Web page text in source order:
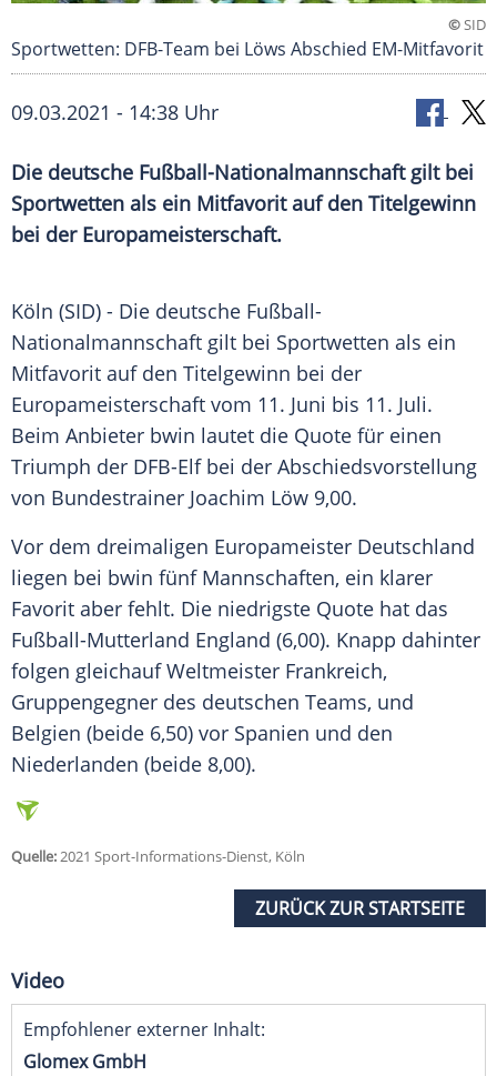
©SID
Sportwetten: DFB-Team bei Löws Abschied EM-Mitfavorit
09.03.2021 - 14:38 Uhr
Die deutsche Fußball-Nationalmannschaftgilt bei
Sportwetten als ein Mitfavorit auf den Titelgewinn
bei der Europameisterschaft.
Köln (SID) - Die deutsche Fußball-
Nationalmannschaft gilt bei Sportwetten als ein
Mitfavorit auf den Titelgewinn bei der
Europameisterschaft vom 11. Juni bis 11. Juli.
Beim Anbieter bwin lautet die Quote für einen
Triumph der DFB-Elfbei der Abschiedsvorstellung
von Bundestrainer Joachim Löw 9,00.
Vor dem dreimaligen Europameister Deutschland
liegen bei bwin fünf Mannschaften, ein klarer
Favorit aber fehlt. Die niedrigste Quote hat das
Fußball-Mutterland England (6,00). Knapp dahinter
folgen gleichauf Weltmeister Frankreich,
Gruppengegner des deutschen Teams, und
Belgien (beide 6,50) vor Spanien und den
Niederlanden (beide 8,00).
Quelle:2021 Sport-Informations-Dienst, Köln
ZURÜCK ZUR STARTSEITE
Video
Empfohlener externer Inhalt:
Glomex GmbH